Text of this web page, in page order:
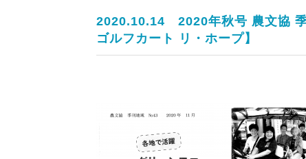
2020.10.14 2020年秋号 農文協
ゴルフカート リ・ホープ】